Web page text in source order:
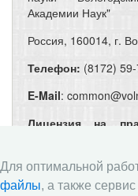
Академии Наук"
Россия, 160014, г.
Телефон: (8172)
E-Mail:
Лицензия на
Дата выдачи
00115-35/00097323
Для оптимальной
файлы, а также